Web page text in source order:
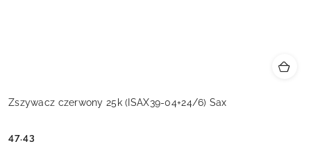
Zszywacz czerwony 25k (ISAX39-04+24/6) Sax
47.43